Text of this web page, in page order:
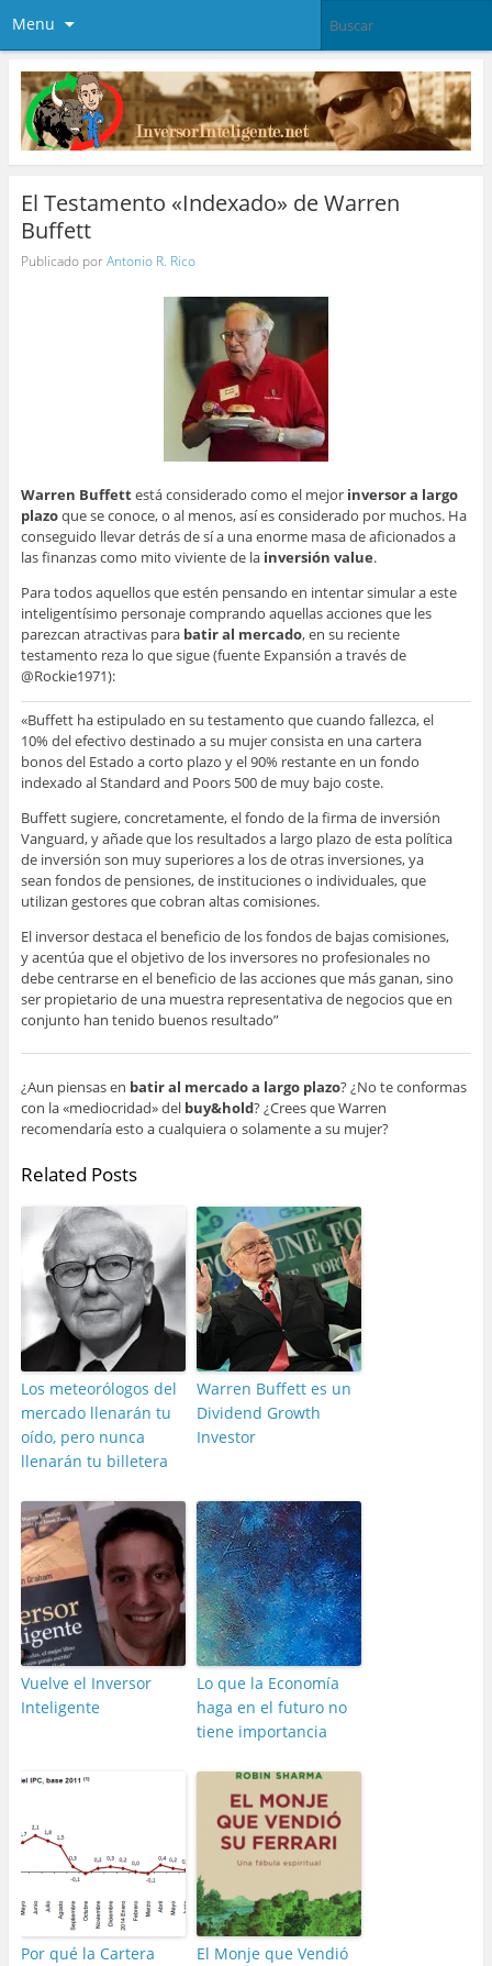
Menu
El Testamento «Indexado» de Warren
Buffett
Publicado porAntonio R. Rico
Warren Buffettestá considerado como el mejor inversor a largo
plazoque se conoce, o al menos, así es considerado por muchos. Ha
conseguido llevar detrás de sí a una enorme masa de aficionados a
las finanzas como mito viviente de la inversión value.
Para todos aquellos que estén pensando en intentar simular a este
inteligentísimo personaje comprando aquellas acciones que les
parezcan atractivas parabatir al mercado, en su reciente
testamento reza lo que sigue (fuente Expansión a través de
@Rockie1971):
«Buffett ha estipulado en su testamento que cuando fallezca, el
10% del efectivo destinado a su mujer consista en una cartera
bonos del Estado a corto plazo y el 90% restante en un fondo
indexado al Standard and Poors 500 de muy bajo coste.
Buffett sugiere, concretamente, el fondo de la firma de inversión
Vanguard, y añade que los resultados a largo plazo de esta política
de inversión son muy superiores a los de otras inversiones, ya
sean fondos de pensiones, de instituciones o individuales, que
utilizan gestores que cobran altas comisiones.
El inversor destaca el beneficio de los fondos de bajas comisiones,
y acentúa que el objetivo de los inversores no profesionales no
debe centrarse en el beneficio de las acciones que más ganan, sino
ser propietario de una muestra representativa de negocios que en
conjunto han tenido buenos resultado”
¿Aun piensas en batir al mercado a largo plazo? ¿No te conformas
con la «mediocridad» del buy&hold? ¿Crees que Warren
recomendaría esto a cualquiera o solamente a su mujer?
Related Posts
Los meteorólogos del
mercado llenarán tu
oído, pero nunca
llenarán tu billetera
Warren Buffett es un
Dividend Growth
Investor
Vuelve el Inversor
Inteligente
Lo que la Economía
haga en el futuro no
tiene importancia
Por qué la Cartera
El Monje que Vendió